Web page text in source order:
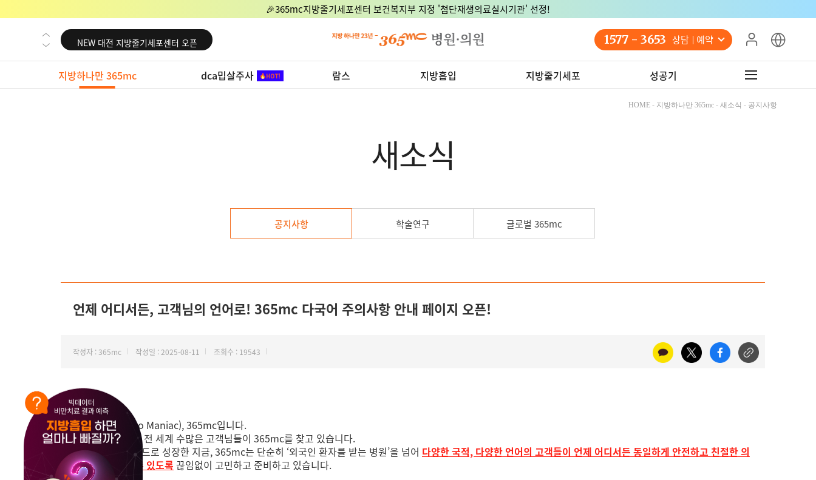
🎉365mc지방줄기세포센터 보건복지부 지정 '첨단재생의료실시기관' 선정!
NEW 교대 지방줄기세포센터 오픈
NEW 대전 지방줄기세포센터 오픈
NEW 노원 지방줄기세포센터 오픈
NEW 미국 LA점 오픈
1577 - 3653 상담 예약
지방하나만 365mc dca밉살주사 람스 지방흡입 지방줄기세포 성공기
HOME - 지방하나만 365mc - 새소식 - 공지사항
새소식
공지사항 학술연구 글로벌 365mc
언제 어디서든, 고객님의 언어로! 365mc 다국어 주의사항 안내 페이지 오픈!
작성자 : 365mc 작성일 : 2025-08-11 조회수 : 19543
안녕하세요,
지방 하나만(Lipo Maniac), 365mc입니다.
대한민국을 넘어, 전 세계 수많은 고객님들이 365mc를 찾고 있습니다.
글로벌 의료 브랜드로 성장한 지금, 365mc는 단순히 ‘외국인 환자를 받는 병원’을 넘어 다양한 국적, 다양한 언어의 고객들이 언제 어디서든 동일하게 안전하고 친절한 의
료 경험을 누릴 수 있도록 끊임없이 고민하고 준비하고 있습니다.